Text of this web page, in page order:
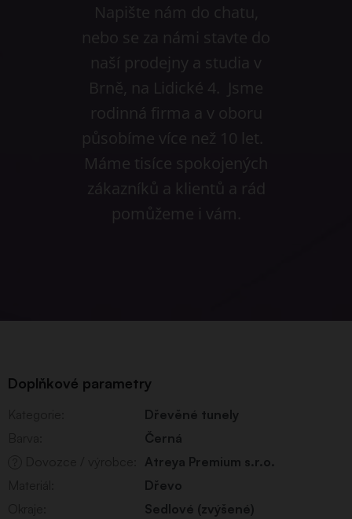
Napište nám do chatu,
nebo se za námi stavte do
naší prodejny a studia v
Brně, na Lidické 4. Jsme
rodinná firma a v oboru
působíme více než 10 let.
Máme tisíce spokojených
zákazníků a klientů a rád
pomůžeme i vám.
Doplňkové parametry
Dřevěné tunely
Černá
Atreya Premium s.r.o.
Dřevo
Sedlové (zvýšené)